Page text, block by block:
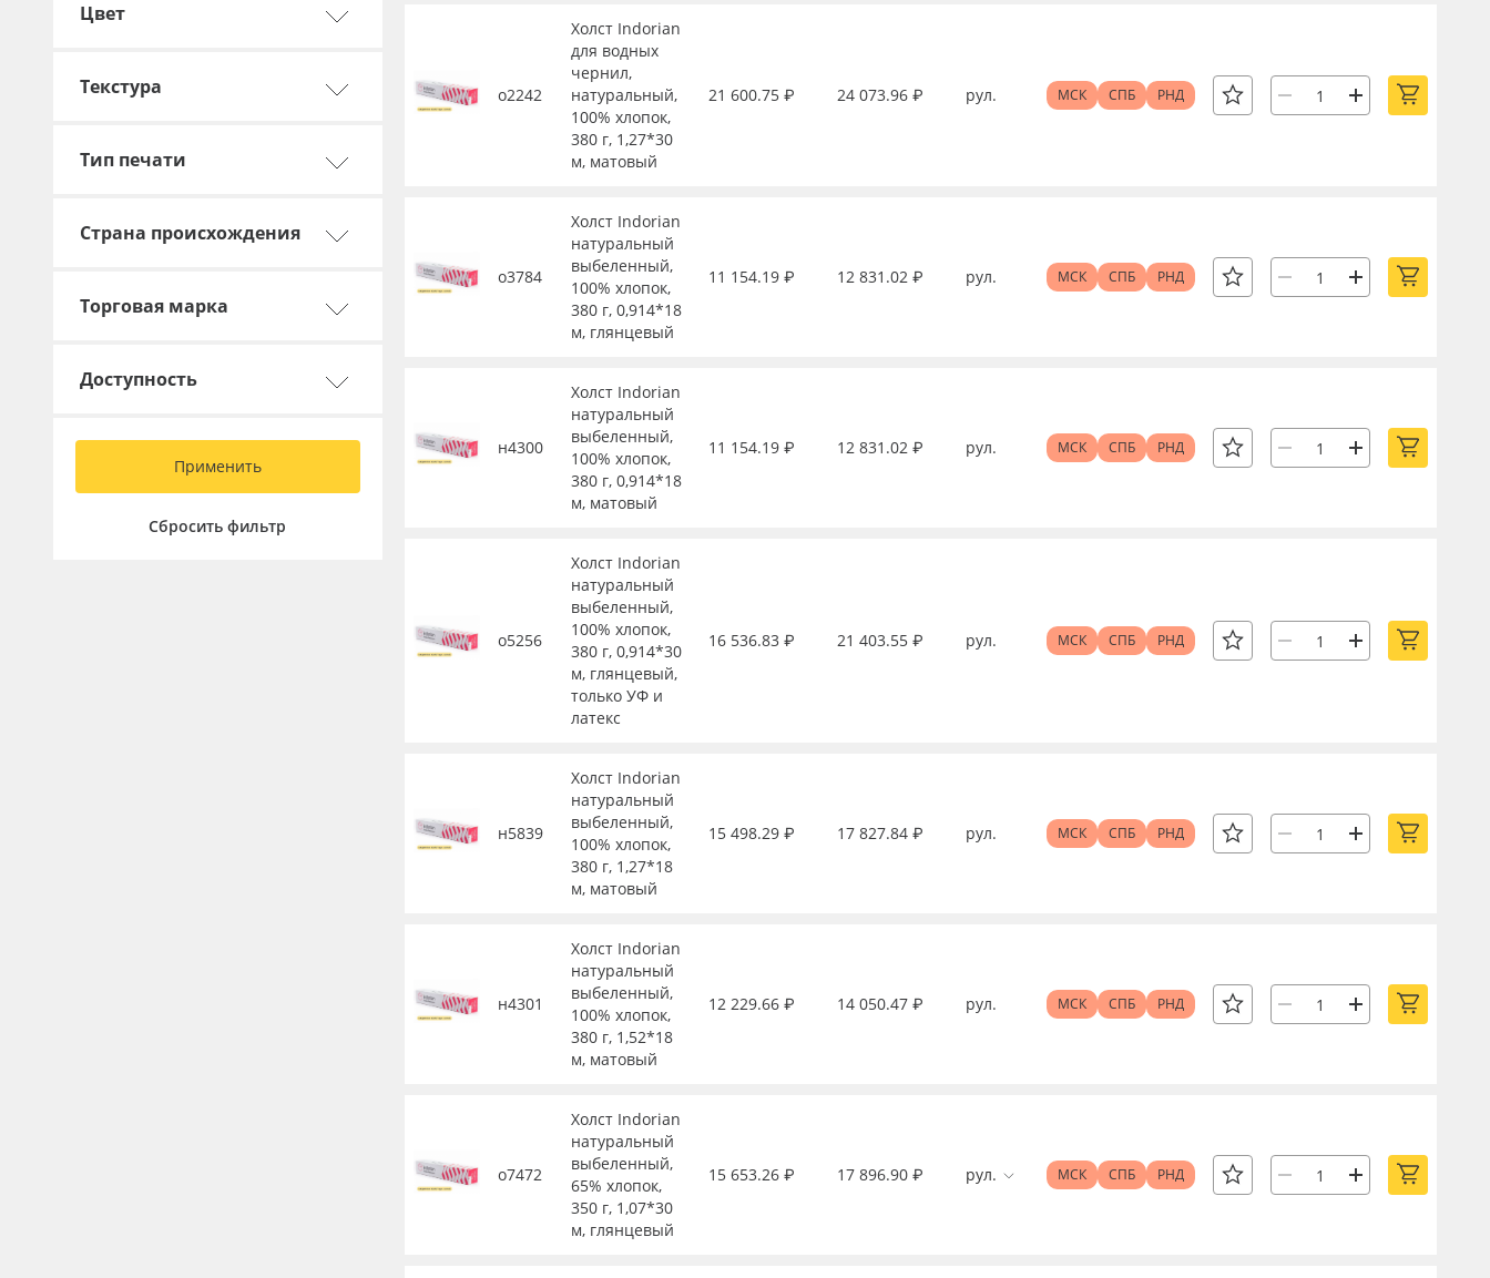
Баннер
Цвет
Текстура
Тип печати
Страна происхождения
Торговая марка
Доступность
Применить
Сбросить фильтр
о2242
Холст Indorian
для водных
чернил,
натуральный,
100% хлопок,
380 г, 1,27*30
м, матовый
21 600.75 ₽ 24 073.96 ₽ рул. МСК СПБ РНД
о3784
Холст Indorian
натуральный
выбеленный,
100% хлопок,
380 г, 0,914*18
м, глянцевый
11 154.19 ₽ 12 831.02 ₽ рул. МСК СПБ РНД
н4300
Холст Indorian
натуральный
выбеленный,
100% хлопок,
380 г, 0,914*18
м, матовый
11 154.19 ₽ 12 831.02 ₽ рул. МСК СПБ РНД
о5256
Холст Indorian
натуральный
выбеленный,
100% хлопок,
380 г, 0,914*30
м, глянцевый,
только УФ и
латекс
16 536.83 ₽ 21 403.55 ₽ рул. МСК СПБ РНД
н5839
Холст Indorian
натуральный
выбеленный,
100% хлопок,
380 г, 1,27*18
м, матовый
15 498.29 ₽ 17 827.84 ₽ рул. МСК СПБ РНД
н4301
Холст Indorian
натуральный
выбеленный,
100% хлопок,
380 г, 1,52*18
м, матовый
12 229.66 ₽ 14 050.47 ₽ рул. МСК СПБ РНД
о7472
Холст Indorian
натуральный
выбеленный,
65% хлопок,
350 г, 1,07*30
м, глянцевый
15 653.26 ₽ 17 896.90 ₽ рул. МСК СПБ РНД